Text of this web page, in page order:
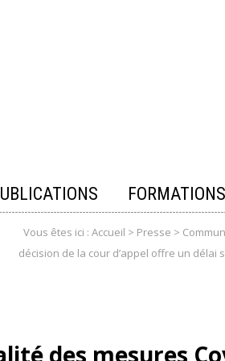
FORMATIONS
Vous êtes ici : Accueil > Presse >
décision de la cour d’appel offre un
des mesures